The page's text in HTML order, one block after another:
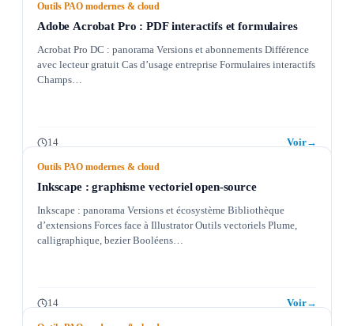
Outils PAO modernes & cloud
Adobe Acrobat Pro : PDF interactifs et formulaires
Acrobat Pro DC : panorama Versions et abonnements Différence
avec lecteur gratuit Cas d’usage entreprise Formulaires interactifs
Champs…
14 Voir→
Outils PAO modernes & cloud
Inkscape : graphisme vectoriel open-source
Inkscape : panorama Versions et écosystème Bibliothèque
d’extensions Forces face à Illustrator Outils vectoriels Plume,
calligraphique, bezier Booléens…
14 Voir→